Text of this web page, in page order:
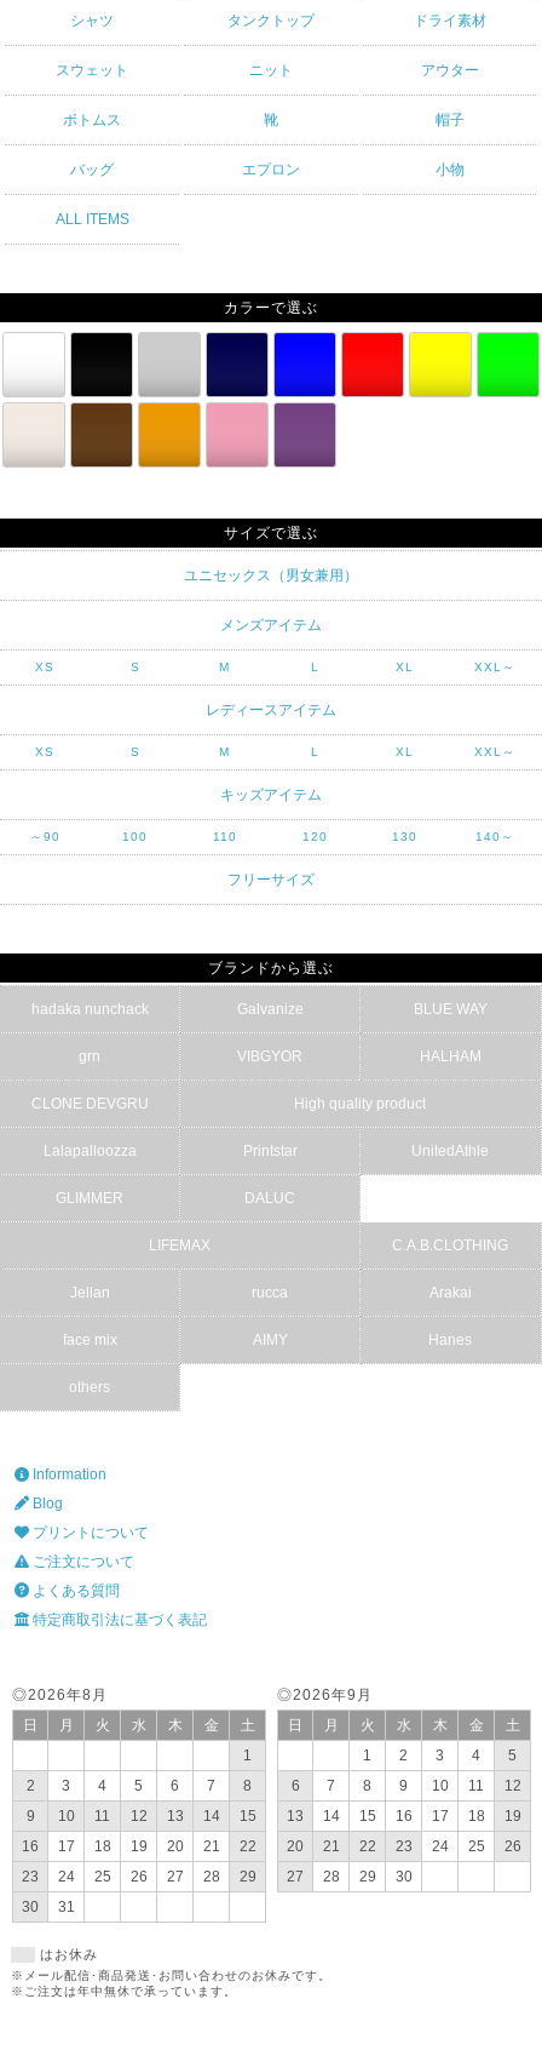
シャツ タンクトップ ドライ素材
スウェット ニット アウター
ボトムス 靴 帽子
バッグ エプロン 小物
ALL ITEMS
カラーで選ぶ
サイズで選ぶ
ユニセックス（男女兼用）
メンズアイテム
XS S M L XL XXL～
レディースアイテム
XS S M L XL XXL～
キッズアイテム
～90 100 110 120 130 140～
フリーサイズ
ブランドから選ぶ
hadaka nunchack Galvanize BLUE WAY
grn VIBGYOR HALHAM
CLONE DEVGRU High quality product
Lalapalloozza Printstar UnitedAthle
GLIMMER DALUC
LIFEMAX C.A.B.CLOTHING
Jellan rucca Arakai
face mix AIMY Hanes
others
Information
Blog
プリントについて
ご注文について
よくある質問
特定商取引法に基づく表記
◎2026年9月
日
月 火 水 木 金
土
1
2 3 4
5
6
7 8 9 10 11
12
13
14 15 16 17 18
19
20
21 22 23 24 25
26
27
28 29 30
◎2026年8月
日
月 火 水 木 金
土
1
2
3 4 5 6 7
8
9
10 11 12 13 14
15
16
17 18 19 20 21
22
23
24 25 26 27 28
29
30
31
はお休み
※メール配信･商品発送･お問い合わせのお休みです。
※ご注文は年中無休で承っています。